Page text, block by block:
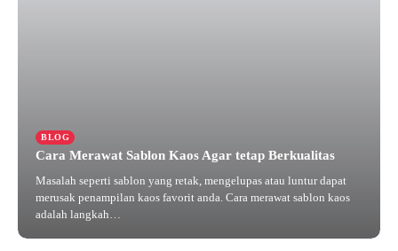
BLOG
Cara Merawat Sablon Kaos Agar tetap Berkualitas
Masalah seperti sablon yang retak, mengelupas atau luntur dapat
merusak penampilan kaos favorit anda. Cara merawat sablon kaos
adalah langkah…
Desember 24, 2024